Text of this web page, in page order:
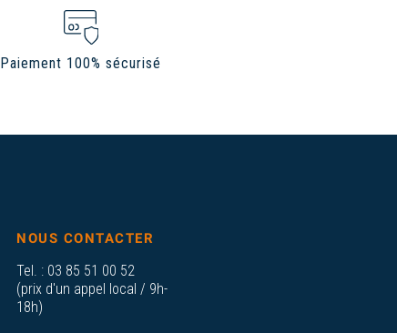
Paiement 100% sécurisé
NOUS CONTACTER
Tel. : 03 85 51 00 52
(prix d'un appel local / 9h-
18h)